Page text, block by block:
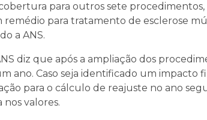
para outros sete
remédio para tratamento de esclerose
a ANS.
diz que após a ampliação dos
ano. Caso seja identificado um impacto
para o cálculo de reajuste no ano
valores.